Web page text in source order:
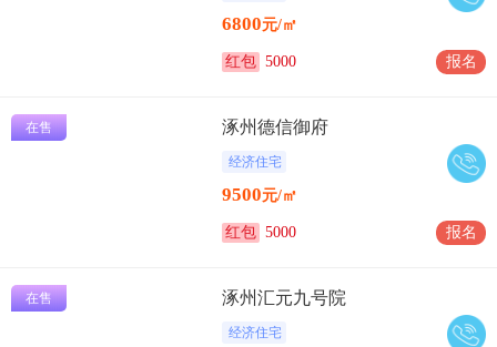
6800元/㎡
红包 5000 报名
在售 涿州德信御府
经济住宅
9500元/㎡
红包 5000 报名
在售 涿州汇元九号院
经济住宅